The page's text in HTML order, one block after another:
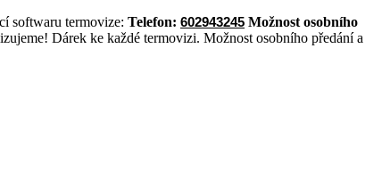
softwaru termovize: Telefon: 602943245 Možnost osobního
Dárek ke každé termovizi. Možnost osobního předání a